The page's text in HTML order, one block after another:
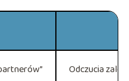
Odczucia